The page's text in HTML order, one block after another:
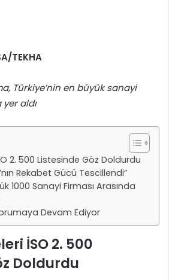
TEKHA
Türkiye’nin en büyük sanayi
aldı
2. 500 Listesinde Göz Doldurdu
Rekabet Gücü Tescillendi”
1000 Sanayi Firması Arasında
Devam Ediyor
İSO 2. 500
Doldurdu